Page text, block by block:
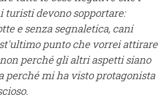
turisti devono sopportare:
e senza segnaletica, cani
punto che vorrei attirare
perché gli altri aspetti siano
perché mi ha visto protagonista